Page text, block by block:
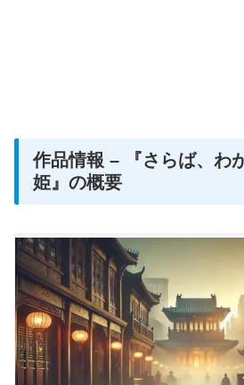
作品情報 – 『さらば、わ
姫』の概要